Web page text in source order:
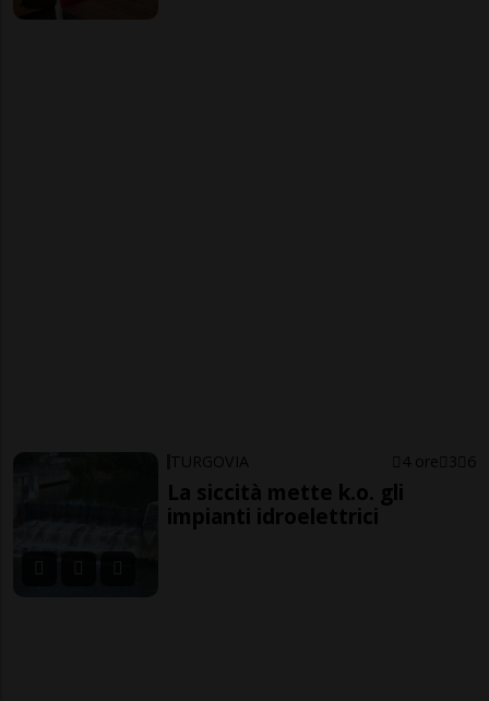
TURGOVIA 4 ore 3 6
La siccità mette k.o. gli
impianti idroelettrici